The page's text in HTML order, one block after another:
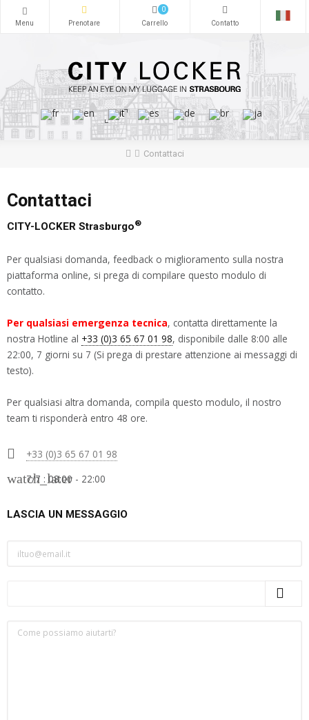
0
Contattaci
Contattaci
LASCIA UN MESSAGGIO
CITY-LOCKER Strasburgo®
Per qualsiasi domanda, feedback o miglioramento sulla nostra
piattaforma online, si prega di compilare questo modulo di
contatto.
Per qualsiasi emergenza tecnica, contatta direttamente la
nostra Hotline al +33 (0)3 65 67 01 98, disponibile dalle 8:00 alle
22:00, 7 giorni su 7 (Si prega di prestare attenzione ai messaggi di
testo).
Per qualsiasi altra domanda, compila questo modulo, il nostro
team ti risponderà entro 48 ore.
 +33 (0)3 65 67 01 98
watch_later
7/7 : 08:00 - 22:00